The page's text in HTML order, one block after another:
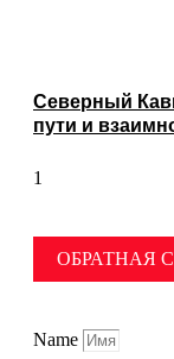
Северный
пути и
ОБРАТНАЯ
Name